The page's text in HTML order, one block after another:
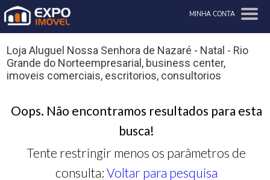
MINHA CONTA
Loja Aluguel Nossa Senhora de Nazaré - Natal - Rio
Grande do Norteempresarial, business center,
imoveis comerciais, escritorios, consultorios
Oops. Não encontramos resultados para esta
busca!
Tente restringir menos os parâmetros de
consulta: Voltar para pesquisa